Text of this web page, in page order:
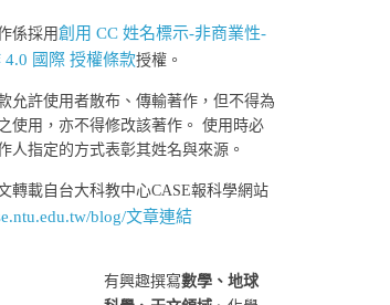
係採用創用 CC 姓名標示-非商業性-
4.0 國際 授權條款授權。
允許使用者散布、傳輸著作，但不得為
使用，亦不得修改該著作。 使用時必
人指定的方式表彰其姓名與來源。
轉載自台大科教中心CASE報科學網站
blog/文章連結
有興趣撰寫數學、地球